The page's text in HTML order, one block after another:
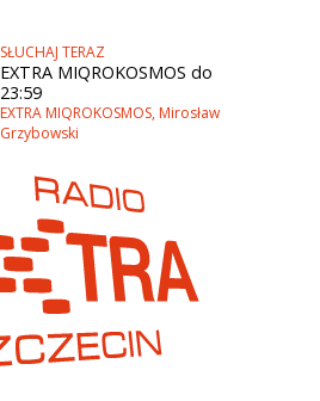
SŁUCHAJ TERAZ
EXTRA MIQROKOSMOS do
23:59
EXTRA MIQROKOSMOS, Mirosław
Grzybowski